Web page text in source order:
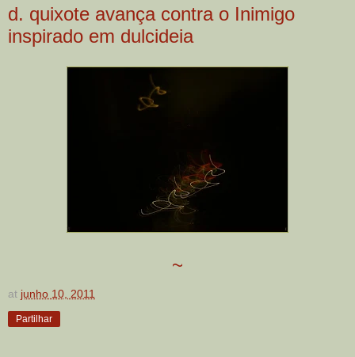
d. quixote avança contra o Inimigo
inspirado em dulcideia
~
at junho 10, 2011
Partilhar